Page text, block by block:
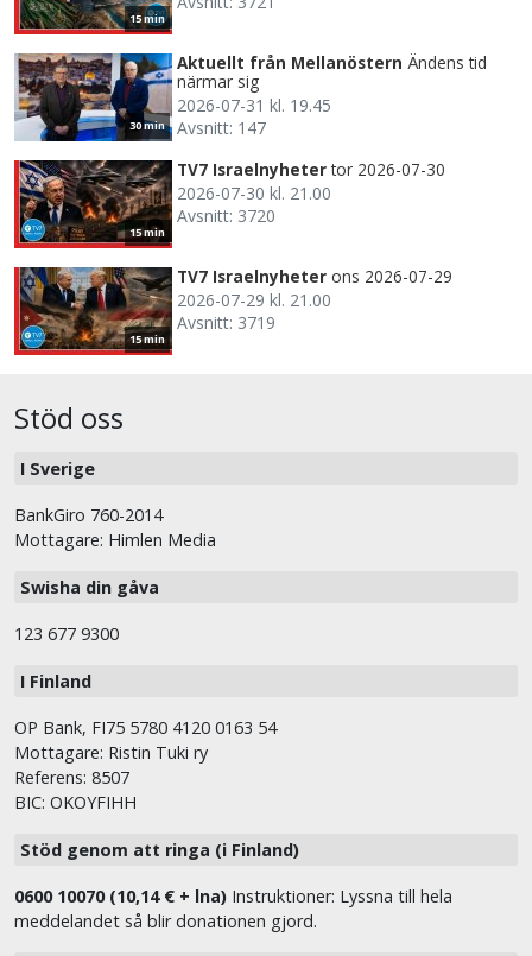
15 min
30 min
Aktuellt från Mellanöstern Ändens tid
närmar sig
2026-07-31 kl. 19.45
Avsnitt: 147
15 min
TV7 Israelnyheter tor 2026-07-30
2026-07-30 kl. 21.00
Avsnitt: 3720
15 min
TV7 Israelnyheter ons 2026-07-29
2026-07-29 kl. 21.00
Avsnitt: 3719
Stöd oss
I Sverige
BankGiro 760-2014
Mottagare: Himlen Media
Swisha din gåva
123 677 9300
I Finland
OP Bank, FI75 5780 4120 0163 54
Mottagare: Ristin Tuki ry
Referens: 8507
BIC: OKOYFIHH
Stöd genom att ringa (i Finland)
0600 10070 (10,14 € + lna) Instruktioner: Lyssna till hela
meddelandet så blir donationen gjord.